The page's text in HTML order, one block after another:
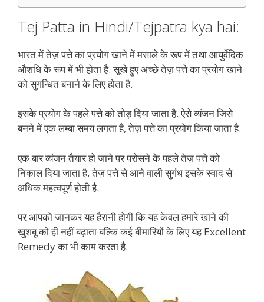
Tej Patta in Hindi/Tejpatra kya hai:
भारत में तेज़ पत्ते का प्रयोग खाने में मसाले के रूप में तथा आयुर्वेदिक
औशधि के रूप में भी होता है. सूखे हुए अच्छे तेज़ पत्ते का प्रयोग खाने
को सुगन्धित बनाने के लिए होता है.
इसके प्रयोग के पहले पत्ते को तोड़ दिया जाता है. ऐसे व्यंजन जिसे
बनने में एक लम्बा समय लगता है, तेज़ पत्ते का प्रयोग किया जाता है.
एक बार व्यंजन तैयार हो जाने पर परोसने के पहले तेज़ पत्ते को
निकाल दिया जाता है. तेज़ पत्ते से आने वाली सुगंध इसके स्वाद से
अधिक महत्वपूर्ण होती है.
पर आपको जानकर यह हैरानी होगी कि यह केवल हमारे खाने की
खुशबू को ही नहीं बढ़ाता बल्कि कई बीमारियों के लिए यह Excellent
Remedy का भी काम करता है.